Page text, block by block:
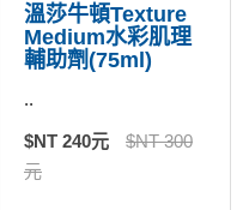
溫莎牛頓Texture
Medium水彩肌理
輔助劑(75ml)
..
$NT 240元
$NT 300
元